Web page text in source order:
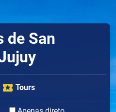
de San
Tours